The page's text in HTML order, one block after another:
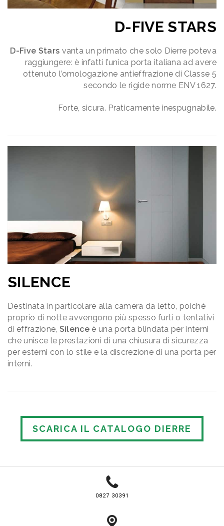
D-FIVE STARS
D-Five Stars vanta un primato che solo Dierre poteva
raggiungere: è infatti l’unica porta italiana ad avere
ottenuto l’omologazione antieffrazione di Classe 5
secondo le rigide norme ENV 1627.
Forte, sicura. Praticamente inespugnabile.
SILENCE
Destinata in particolare alla camera da letto, poiché
proprio di notte avvengono più spesso furti o tentativi
di effrazione, Silence è una porta blindata per interni
che unisce le prestazioni di una chiusura di sicurezza
per esterni con lo stile e la discrezione di una porta per
interni.
SCARICA IL CATALOGO DIERRE
0827 30391